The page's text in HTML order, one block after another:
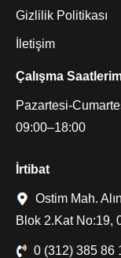
Gizlilik Politikası
İletişim
Çalışma
Pazartesi-
09:00–18:00
İrtibat
Ostim Mah.
Blok 2.Kat No:19,
0 (312) 385 86